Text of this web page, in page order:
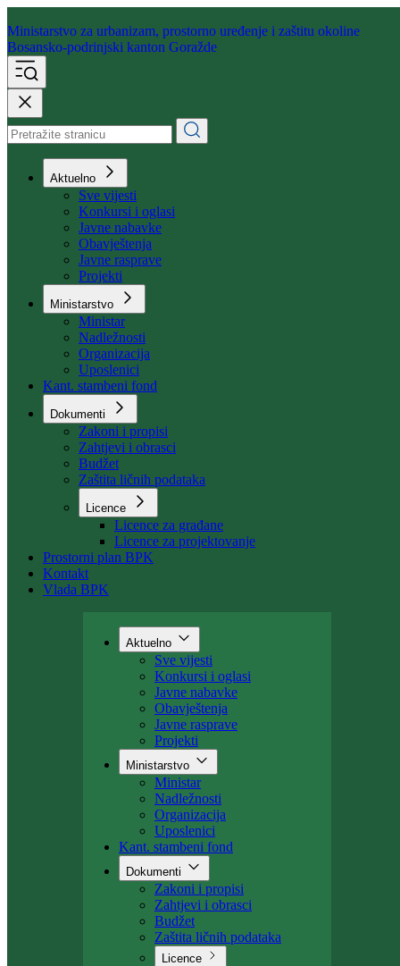
Ministarstvo za urbanizam, prostorno uređenje i zaštitu okoline
Bosansko-podrinjski kanton Goražde
Aktuelno
Sve vijesti
Konkursi i oglasi
Javne nabavke
Obavještenja
Javne rasprave
Projekti
Ministarstvo
Ministar
Nadležnosti
Organizacija
Uposlenici
Kant. stambeni fond
Dokumenti
Zakoni i propisi
Zahtjevi i obrasci
Budžet
Zaštita ličnih podataka
Licence
Licence za građane
Licence za projektovanje
Prostorni plan BPK
Kontakt
Vlada BPK
Aktuelno
Sve vijesti
Konkursi i oglasi
Javne nabavke
Obavještenja
Javne rasprave
Projekti
Ministarstvo
Ministar
Nadležnosti
Organizacija
Uposlenici
Kant. stambeni fond
Dokumenti
Zakoni i propisi
Zahtjevi i obrasci
Budžet
Zaštita ličnih podataka
Licence